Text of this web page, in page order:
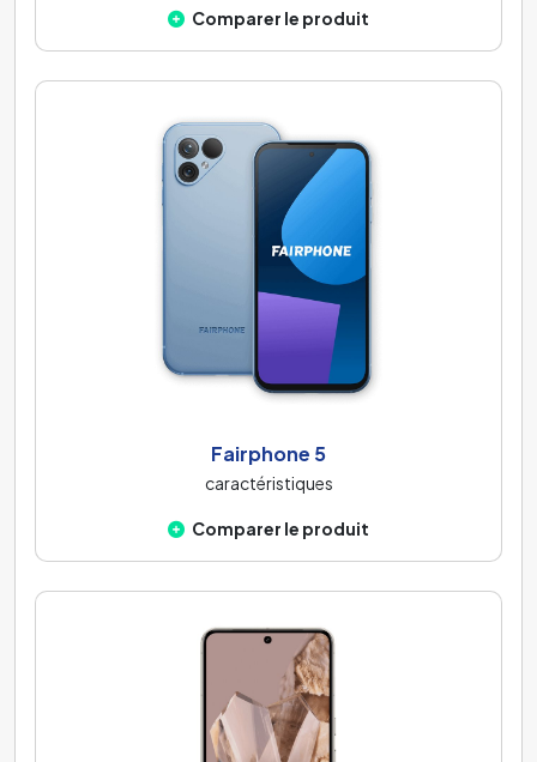
Comparer le produit
Fairphone 5
caractéristiques
Comparer le produit